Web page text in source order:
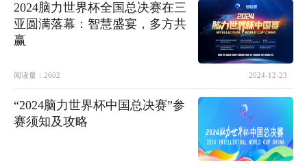
2024脑力世界杯全国总决赛在三
亚圆满落幕：智慧盛宴，多方共
赢
阅读量： 2602 2024-12-23
“2024脑力世界杯中国总决赛”参
赛须知及攻略